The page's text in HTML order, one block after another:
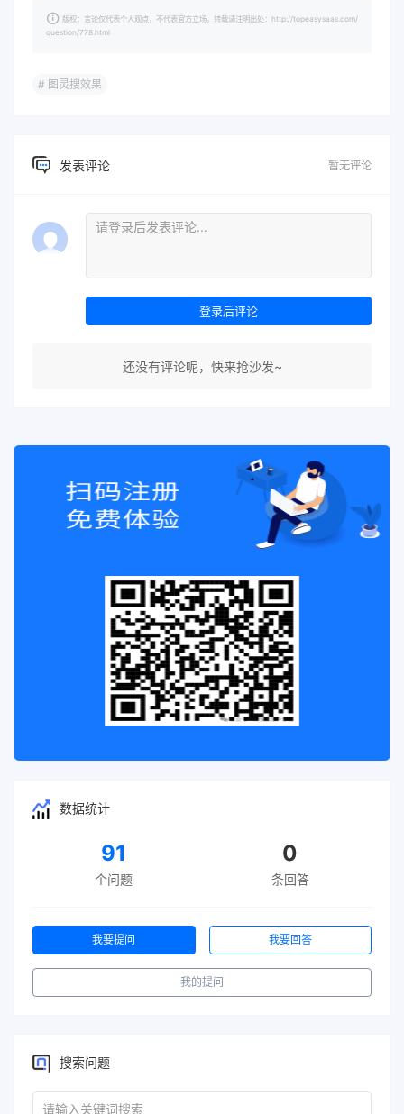
版权：言论仅代表个人观点，不代表官方立场。转载请注明出处：http://topeasysaas.com/
question/778.html
# 图灵搜效果
发表评论 暂无评论
登录后评论
还没有评论呢，快来抢沙发~
数据统计
91
个问题
0
条回答
我要提问 我要回答
我的提问
搜索问题